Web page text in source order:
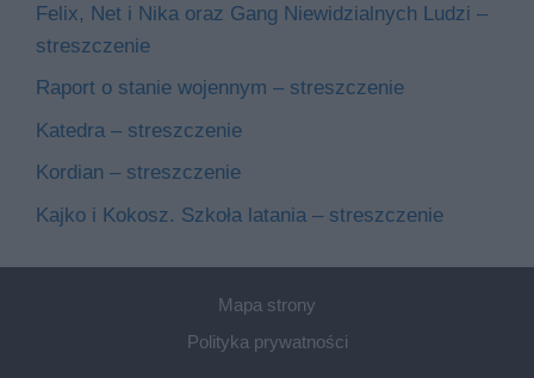
Felix, Net i Nika oraz Gang Niewidzialnych Ludzi –
streszczenie
Raport o stanie wojennym – streszczenie
Katedra – streszczenie
Kordian – streszczenie
Kajko i Kokosz. Szkoła latania – streszczenie
Mapa strony
Polityka prywatności